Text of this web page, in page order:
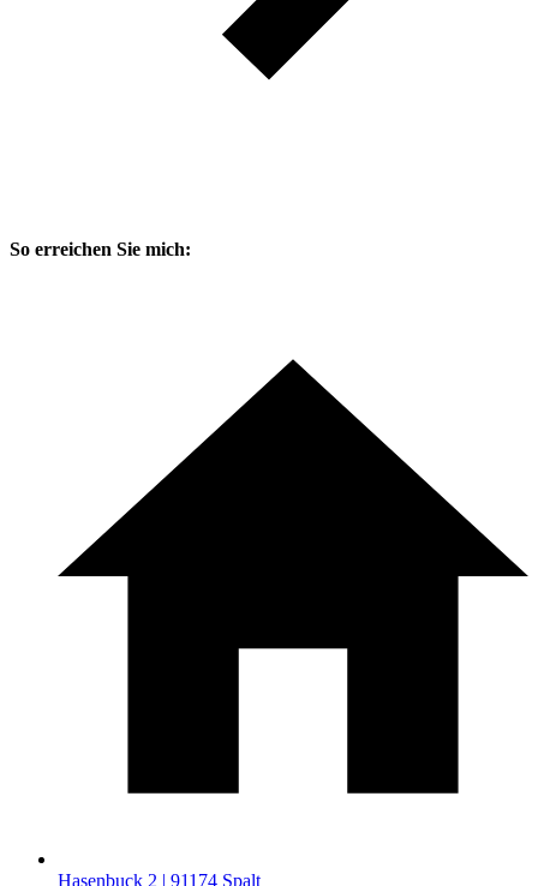
So erreichen Sie mich:
Hasenbuck 2 | 91174 Spalt